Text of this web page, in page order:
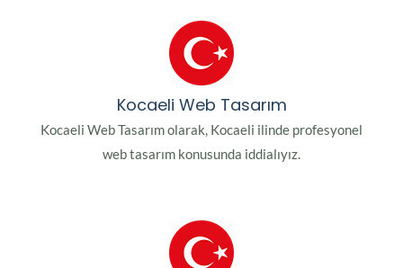
Kocaeli Web Tasarım
Kocaeli Web Tasarım olarak, Kocaeli ilinde profesyonel
web tasarım konusunda iddialıyız.